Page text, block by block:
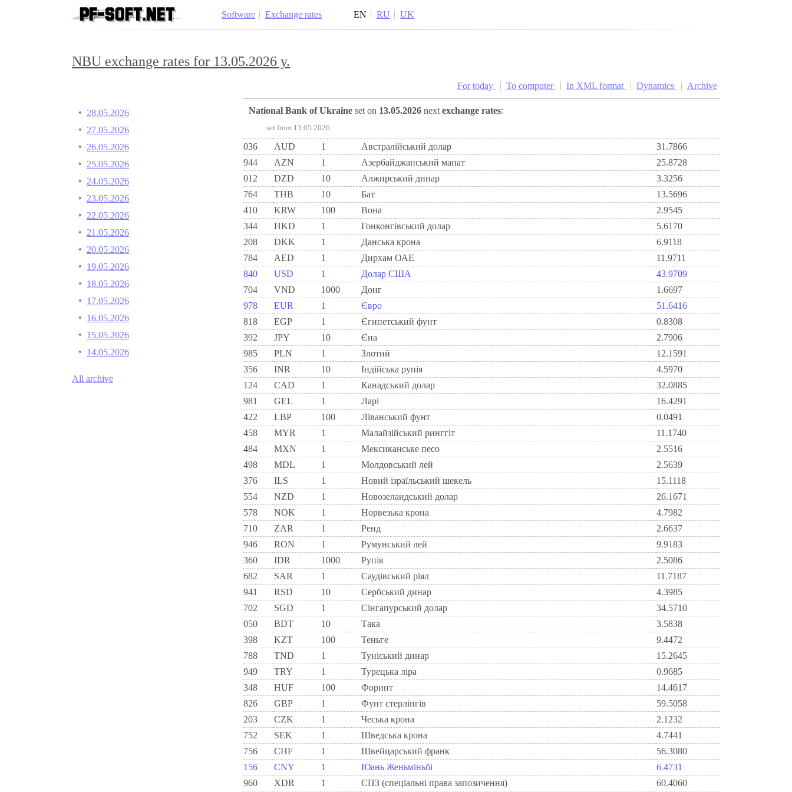
Software Exchange rates EN RU UK
NBU exchange rates for 13.05.2026 y.
28.05.2026
27.05.2026
26.05.2026
25.05.2026
24.05.2026
23.05.2026
22.05.2026
21.05.2026
20.05.2026
19.05.2026
18.05.2026
17.05.2026
16.05.2026
15.05.2026
14.05.2026
All archive
For today To computer In XML format Dynamics Archive
National Bank of Ukraine set on 13.05.2026 next exchange rates:
set from 13.05.2026
036 AUD 1 Австралійський долар
31.7866
944
AZN 1 Азербайджанський манат
25.8728
012
DZD 10 Алжирський динар
3.3256
764
THB 10 Бат
13.5696
410
KRW 100 Вона
2.9545
344
HKD 1 Гонконгівський долар
5.6170
208
DKK 1 Данська крона
6.9118
784
AED 1 Дирхам ОАЕ
11.9711
840
USD 1 Долар США
43.9709
704
VND 1000 Донг
1.6697
978
EUR 1 Євро
51.6416
818
EGP 1 Єгипетський фунт
0.8308
392
JPY 10 Єна
2.7906
985
PLN 1 Злотий
12.1591
356
INR 10 Індійська рупія
4.5970
124
CAD 1 Канадський долар
32.0885
981
GEL 1 Ларi
16.4291
422
LBP 100 Ліванський фунт
0.0491
458
MYR 1 Малайзійський ринггіт
11.1740
484
MXN 1 Мексиканське песо
2.5516
498
MDL 1 Молдовський лей
2.5639
376
ILS 1 Новий ізраїльський шекель
15.1118
554
NZD 1 Новозеландський долар
26.1671
578
NOK 1 Норвезька крона
4.7982
710
ZAR 1 Ренд
2.6637
946
RON 1 Румунський лей
9.9183
360
IDR 1000 Рупія
2.5086
682
SAR 1 Саудівський ріял
11.7187
941
RSD 10 Сербський динар
4.3985
702
SGD 1 Сінгапурський долар
34.5710
050
BDT 10 Така
3.5838
398
KZT 100 Теньге
9.4472
788
TND 1 Туніський динар
15.2645
949
TRY 1 Турецька ліра
0.9685
348
HUF 100 Форинт
14.4617
826
GBP 1 Фунт стерлінгів
59.5058
203
CZK 1 Чеська крона
2.1232
752
SEK 1 Шведська крона
4.7441
756
CHF 1 Швейцарський франк
56.3080
156
CNY 1 Юань Женьміньбі
6.4731
960
XDR 1 СПЗ (спеціальні права запозичення) 60.4060